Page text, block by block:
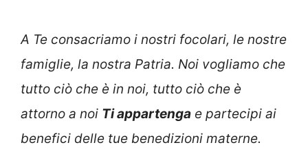
A Te consacriamo i nostri focolari, le nostre
famiglie, la nostra Patria. Noi vogliamo che
tutto ciò che è in noi, tutto ciò che è
attorno a noi Ti appartenga e partecipi ai
benefici delle tue benedizioni materne.